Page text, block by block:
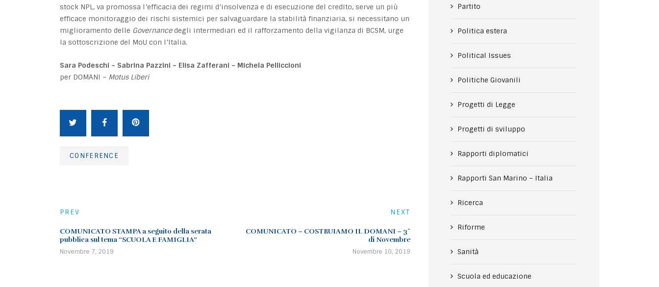
stock NPL, va promossa l’efficacia dei regimi d’insolvenza e di esecuzione del credito, serve un più
efficace monitoraggio dei rischi sistemici per salvaguardare la stabilità finanziaria, si necessitano un
miglioramento delle Governancedegli intermediari ed il rafforzamento della vigilanza di BCSM, urge
la sottoscrizione del MoU con l’Italia.
Sara Podeschi – Sabrina Pazzini – Elisa Zafferani – Michela Pelliccioni
per DOMANI – Motus Liberi
CONFERENCE
PREV
COMUNICATO STAMPA a seguito della serata
pubblica sul tema “SCUOLA E FAMIGLIA”
Novembre 7, 2019
NEXT
COMUNICATO – COSTRUIAMO IL DOMANI – 3^
di Novembre
Novembre 10, 2019
Partito
Politica estera
Political Issues
Politiche Giovanili
Progetti di Legge
Progetti di sviluppo
Rapporti diplomatici
Rapporti San Marino – Italia
Ricerca
Riforme
Sanità
Scuola ed educazione